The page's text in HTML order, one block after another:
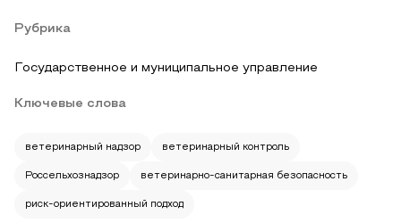
Рубрика
Государственное и муниципальное управление
Ключевые слова
ветеринарный надзор ветеринарный контроль
Россельхознадзор ветеринарно-санитарная безопасность
риск-ориентированный подход